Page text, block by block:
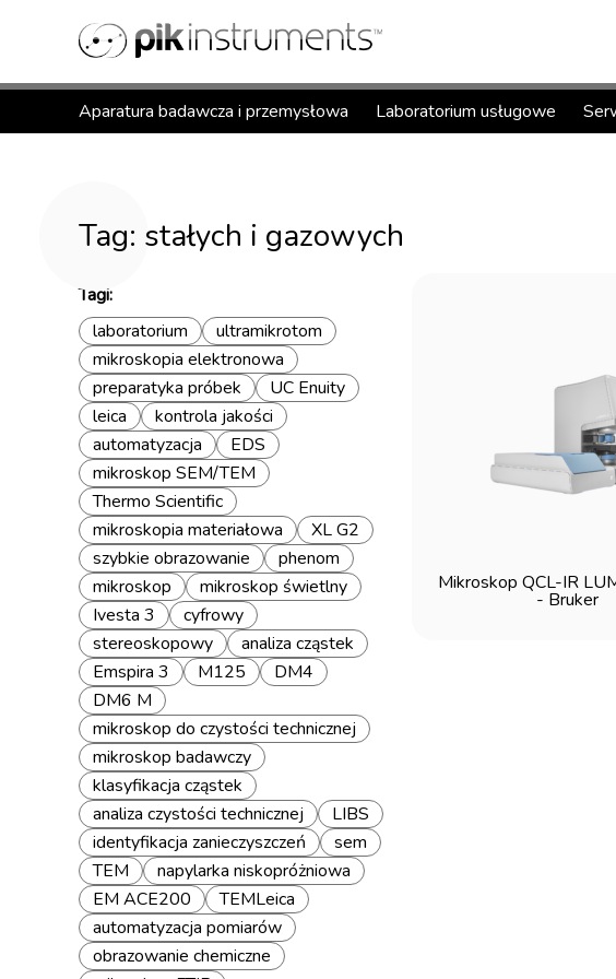
Aparatura badawcza i przemysłowa Laboratorium usługowe
Tag: stałych i gazowych
Tagi:
laboratorium
ultramikrotom
mikroskopia elektronowa
preparatyka próbek
UC Enuity
leica
kontrola jakości
automatyzacja
EDS
mikroskop SEM/TEM
Thermo Scientific
mikroskopia materiałowa
XL G2
szybkie obrazowanie
phenom
mikroskop
mikroskop świetlny
Ivesta 3
cyfrowy
stereoskopowy
analiza cząstek
Emspira 3
M125
DM4
DM6 M
mikroskop do czystości technicznej
mikroskop badawczy
klasyfikacja cząstek
analiza czystości technicznej
LIBS
identyfikacja zanieczyszczeń
sem
TEM
napylarka niskopróżniowa
EM ACE200
TEMLeica
automatyzacja pomiarów
obrazowanie chemiczne
Mikroskop QCL-IR
- Bruker